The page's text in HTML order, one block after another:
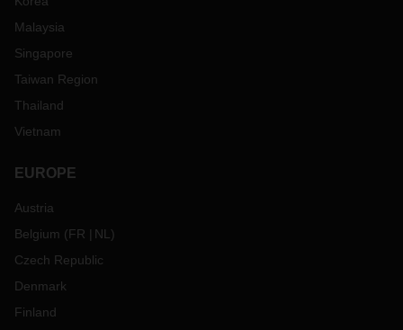
Malaysia
Singapore
Taiwan Region
Thailand
Vietnam
EUROPE
Austria
Belgium (FR NL )
Czech Republic
Denmark
Finland